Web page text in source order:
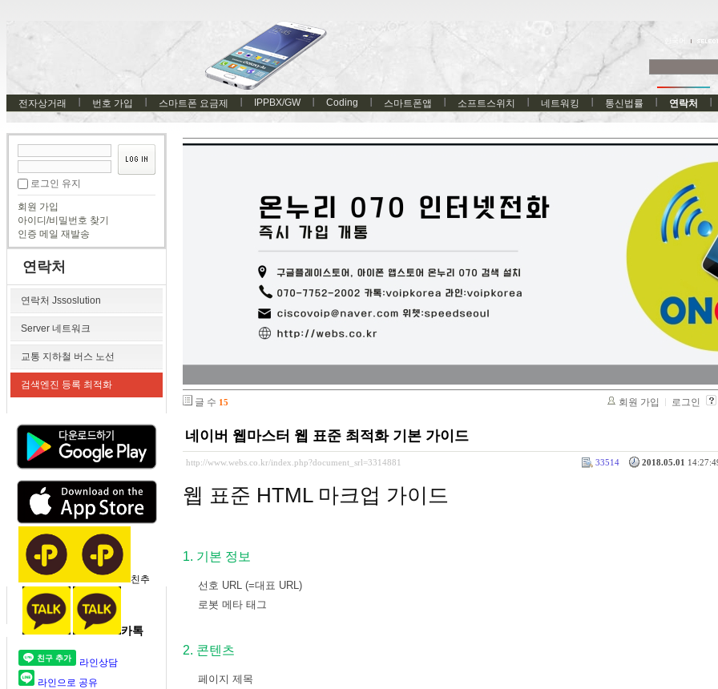
전자상거래 번호 가입 스마트폰 요금제 IPPBX/GW Coding 스마트폰앱 소프트스위치 네트워킹 통신법률 연락처
로그인 유지
회원 가입
아이디/비밀번호 찾기
인증 메일 재발송
연락처
연락처 Jssoslution
Server 네트워크
교통 지하철 버스 노선
검색엔진 등록 최적화
친추
카톡
라인상담
라인으로 공유
글 수 15 회원 가입 로그인
네이버 웹마스터 웹 표준 최적화 기본 가이드
http://www.webs.co.kr/index.php?document_srl=3314881 2018.05.01
33514
웹 표준 HTML 마크업 가이드
1. 기본 정보
선호 URL (=대표 URL)
로봇 메타 태그
2. 콘텐츠
페이지 제목